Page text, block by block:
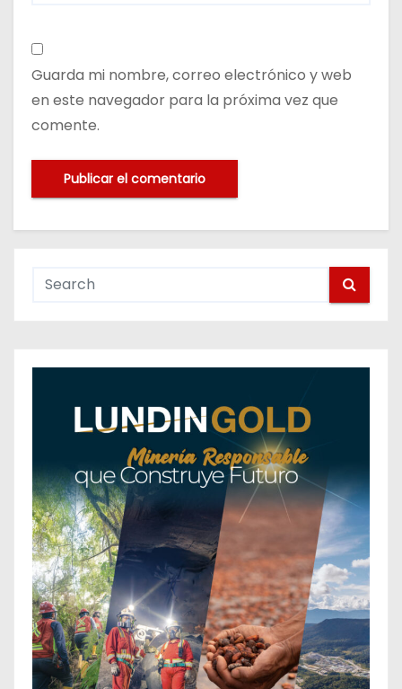
Guarda mi nombre, correo electrónico y web
en este navegador para la próxima vez que
comente.